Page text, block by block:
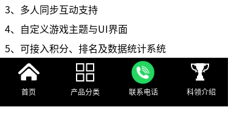
3、多人同步互动支持
4、自定义游戏主题与UI界面
5、可接入积分、排名及数据统计系统
联系电话 科领介绍
首页 产品分类